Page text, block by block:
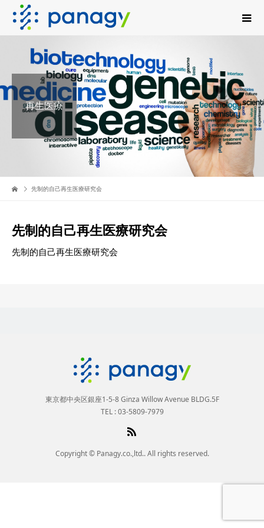
再生医療
先制的自己再生医療研究会
先制的自己再生医療研究会
先制的自己再生医療研究会
東京都中央区銀座1-5-8 Ginza Willow Avenue BLDG.5F
TEL : 03-5809-7979
Copyright © Panagy.co.,ltd.. All rights reserved.